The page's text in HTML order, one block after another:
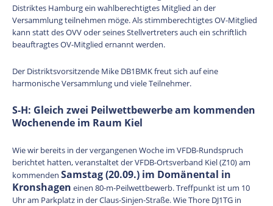
Distriktes Hamburg ein wahlberechtigtes Mitglied an der
Versammlung teilnehmen möge. Als stimmberechtigtes OV-Mitglied
kann statt des OVV oder seines Stellvertreters auch ein schriftlich
beauftragtes OV-Mitglied ernannt werden.
Der Distriktsvorsitzende Mike DB1BMK freut sich auf eine
harmonische Versammlung und viele Teilnehmer.
S-H: Gleich zwei Peilwettbewerbe am kommenden
Wochenende im Raum Kiel
Wie wir bereits in der vergangenen Woche im VFDB-Rundspruch
berichtet hatten, veranstaltet der VFDB-Ortsverband Kiel (Z10) am
kommenden Samstag (20.09.) im Domänental in
Kronshagen einen 80-m-Peilwettbewerb. Treffpunkt ist um 10
Uhr am Parkplatz in der Claus-Sinjen-Straße. Wie Thore DJ1TG in